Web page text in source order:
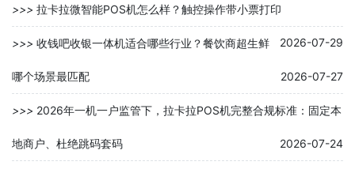
>>> 拉卡拉微智能POS机怎么样？触控操作带小票打印
2026-07-29
>>> 收钱吧收银一体机适合哪些行业？餐饮商超生鲜
哪个场景最匹配 2026-07-27
>>> 2026年一机一户监管下，拉卡拉POS机完整合规标准：固定本
地商户、杜绝跳码套码 2026-07-24